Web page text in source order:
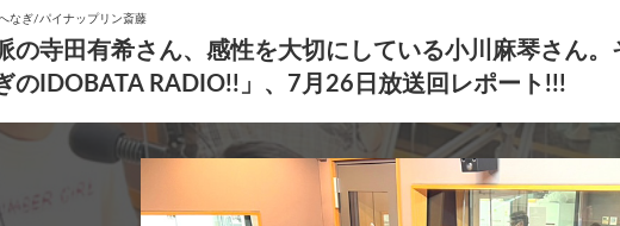
なぎ/パイナップリン斎藤
の寺田有希さん、感性を大切にしている小川麻琴さん
のIDOBATA RADIO!!」、7月26日放送回レポート!!!